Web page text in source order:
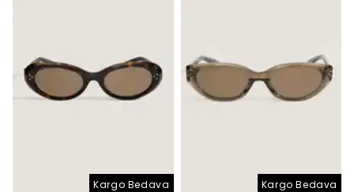
Kargo Bedava Kargo Bedava